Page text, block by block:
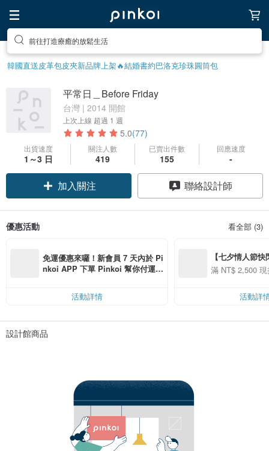
前往打造療癒的放鬆生活
韓國直送皮革包皮夾新品牌上架🔥結婚書約巴洛克珍珠圓筒包
平常日＿Before Friday
台灣 | 2014 開館
上次上線 超過 1 週
5.0(77)
出貨速度
1～3 日
關注人數
419
已賣出件數
155
回應速度
-
加入關注 聯絡設計師
優惠活動 看全部 (3)
免運優惠來囉！新會員 7 天內於 Pi
nkoi APP 下單 Pinkoi 幫你付運
活動詳情
【七夕情人節
用 APP 購買任
00 現折 NT$100
滿 NT$ 2,500
活動詳
設計館商品